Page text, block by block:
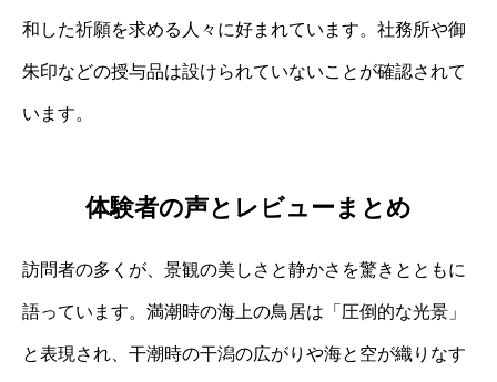
和した祈願を求める人々に好まれています。社務所や御
朱印などの授与品は設けられていないことが確認されて
います。
体験者の声とレビューまとめ
訪問者の多くが、景観の美しさと静かさを驚きとともに
語っています。満潮時の海上の鳥居は「圧倒的な光景」
と表現され、干潮時の干潟の広がりや海と空が織りなす